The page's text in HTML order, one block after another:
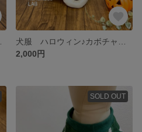
2,000円
SOLD OUT